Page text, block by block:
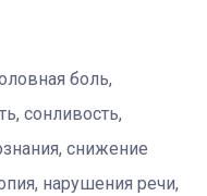
боль,
сонливость,
снижение
нарушения речи,